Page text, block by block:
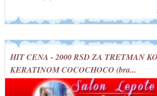
HIT CENA - 2000 RSD ZA TRETMAN
KERATINOM COCOCHOCO (bra...